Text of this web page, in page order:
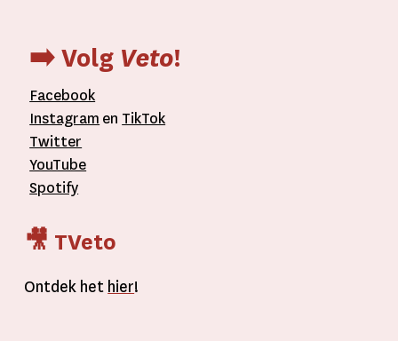
➡️ Volg Veto!
Facebook
Instagram en TikTok
Twitter
YouTube
Spotify
🎥 TVeto
Ontdek het hier!